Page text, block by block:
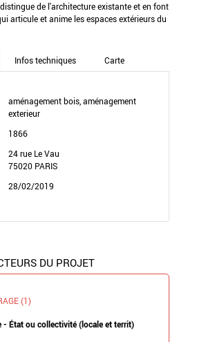
de l'architecture existante et en font
articule et anime les espaces extérieurs du
Infos techniques Carte
aménagement bois, aménagement
exterieur
1866
24 rue Le Vau
75020 PARIS
28/02/2019
DU PROJET
(1)
- État ou collectivité (locale et territ)